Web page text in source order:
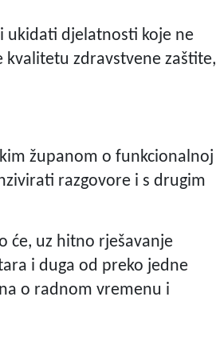
ukidati djelatnosti koje ne
zdravstvene zaštite,
županom o funkcionalnoj
razgovore i s drugim
će, uz hitno rješavanje
i duga od preko jedne
o radnom vremenu i